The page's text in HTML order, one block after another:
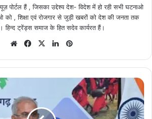
पोर्टल हैं , जिसका उद्देश्य देश- विदेश में हो रही सभी घटनाओ
को , शिक्षा एवं रोजगार से जुड़ी खबरों को देश की जनता तक
हिन्द ट्रेंड्स समाज के हित सदेव कार्यरत हैं।
WebsiteFacebook
X LinkedIn